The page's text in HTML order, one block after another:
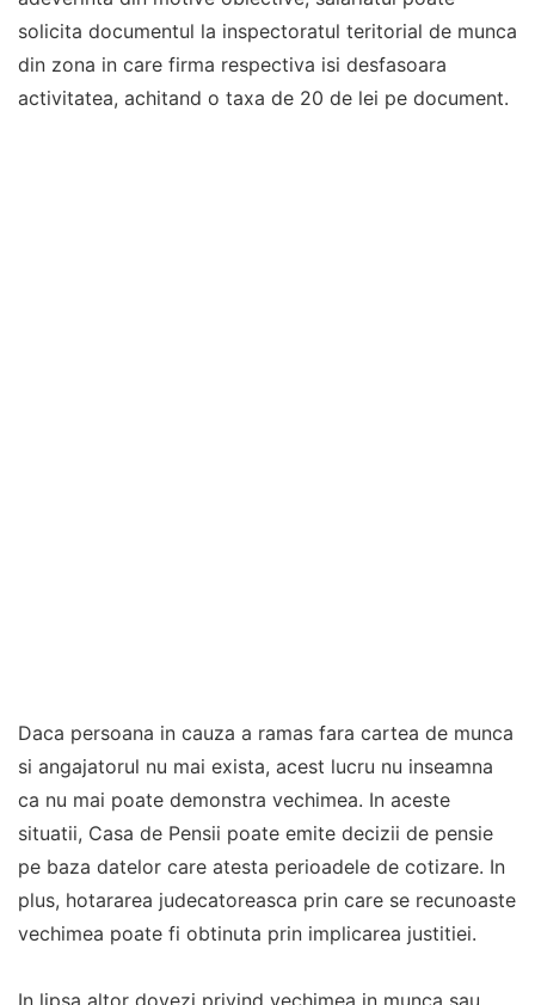
solicita documentul la inspectoratul teritorial de munca
din zona in care firma respectiva isi desfasoara
activitatea, achitand o taxa de 20 de lei pe document.
Daca persoana in cauza a ramas fara cartea de munca
si angajatorul nu mai exista, acest lucru nu inseamna
ca nu mai poate demonstra vechimea. In aceste
situatii, Casa de Pensii poate emite decizii de pensie
pe baza datelor care atesta perioadele de cotizare. In
plus, hotararea judecatoreasca prin care se recunoaste
vechimea poate fi obtinuta prin implicarea justitiei.
In lipsa altor dovezi privind vechimea in munca sau